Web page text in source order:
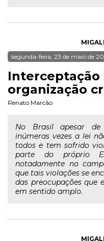
segunda-feira, 23 de maio de
organização
Renato Marcão
No Brasil apesar de
inúmeras vezes a lei
todos e tem sofrido
parte do próprio
notadamente no
que tais violações se
das preocupações que
em sentido amplo.